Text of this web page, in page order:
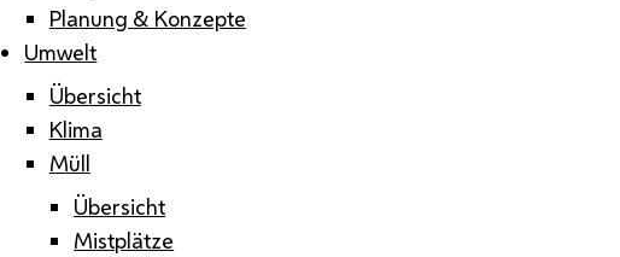
Planung & Konzepte
Umwelt
Übersicht
Klima
Müll
Übersicht
Mistplätze